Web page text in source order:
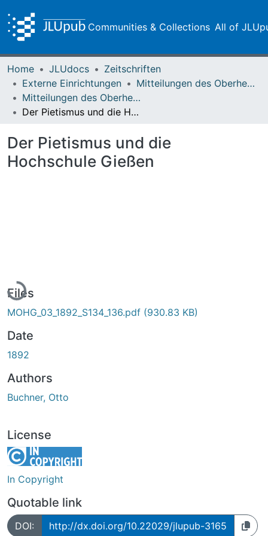
Communities & Collections All of
Home JLUdocs
Zeitschriften
Externe Einrichtungen
Mitteilungen des Oberhessischen Geschichtsvereins Gießen
Mitteilungen des Oberhessischen Geschichtsvereins Gießen Vol. 003 (1892)
Der Pietismus und die Hochschule Gießen
Der Pietismus und die
Hochschule Gießen
Loading...
Files
MOHG_03_1892_S134_136.pdf (930.83 KB)
Date
1892
Authors
Buchner, Otto
License
In Copyright
Quotable link
DOI: http://dx.doi.org/10.22029/jlupub-3165